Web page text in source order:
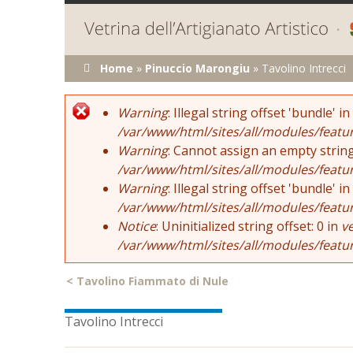
Tu sei qui
Home » Pinuccio Marongiu » Tavolino Intrecci
Error message
Warning: Illegal string offset 'bundle' in
/var/www/html/sites/all/modules/
Warning: Cannot assign an empty
/var/www/html/sites/all/modules/
Warning: Illegal string offset 'bundle' in
/var/www/html/sites/all/modules/
Notice: Uninitialized string offset: 0 in
/var/www/html/sites/all/modules/
< Tavolino Fiammato di Nule
Tavolino Intrecci